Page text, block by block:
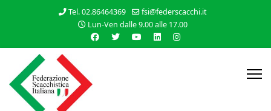
Tel. 02.86464369
fsi@federscacchi.it
Lun-Ven dalle 9.00 alle 17.00